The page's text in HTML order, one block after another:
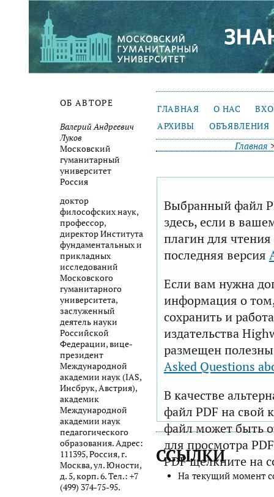
ОБ АВТОРЕ
Валерий Андреевич
Луков
Московский
гуманитарный
университет
Россия
доктор
философских наук,
профессор,
директор Института
фундаментальных и
прикладных
исследований
Московского
гуманитарного
университета,
заслуженный
деятель науки
Российской
Федерации, вице-
президент
Международной
академии наук (IAS,
Инсбрук, Австрия),
академик
Международной
академии наук
педагогического
образования. Адрес:
111395, Россия, г.
Москва, ул. Юности,
д. 5, корп. 6. Тел.: +7
(499) 374-75-95.
ГЛАВНАЯ О НАС
АРХИВЫ
ОБЪЯВЛЕНИЯ
Главная
Выбранный файл
здесь, если в
плагин для
последняя версия
Если вам нужна
информация о том,
сохранить и
издательства
размещен
Asked Questions
В качестве
файл PDF на свой
файл может быть
для просмотра
PDF щелкните на
ССЫЛКИ
На текущий момент